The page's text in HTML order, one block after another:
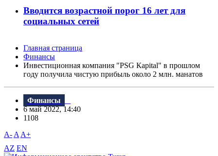
Вводится возрастной порог 16 лет для
социальных сетей
Главная страница
Финансы
Инвестиционная компания "PSG Кapital" в прошлом
году получила чистую прибыль около 2 млн. манатов
Финансы
6 май 2022, 14:40
1108
A- A A+
AZ EN